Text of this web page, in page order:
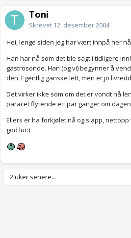
Toni
Skrevet 12. desember 2004
Hei, lenge siden jeg har vært innpå her
Han har nå som det ble sagt i tidligere
gastrosonde. Han (og vi) begynner å
den. Egentlig ganske lett, men er jo
Det virker ikke som om det er vondt nå
paracet flytende ett par ganger om
Ellers er ha forkjølet nå og slapp,
god lur:)
2 uker senere...